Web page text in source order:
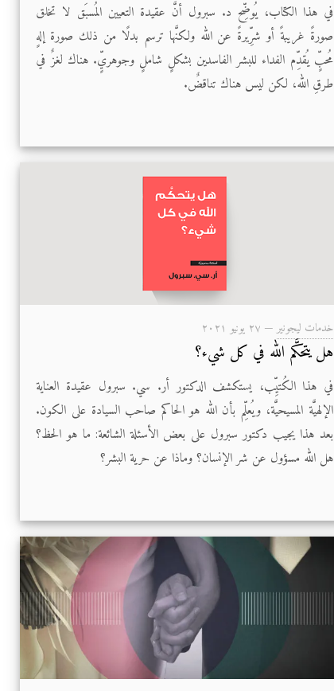
في هذا الكتاب، يُوضِّح د. سبرول أنَّ عقيدة التعيين المُسبَق لا تخلق
صورةً غريبةً أو شرِّيرةً عن الله ولكنَّها ترسم بدلًا من ذلك صورة إلهٍ
مُحبٍّ يُقدِّم الفداء للبشر الفاسدين بشكلٍ شاملٍ وجوهريٍّ. هناك لغزٌ في
طرقِ الله، لكن ليس هناك تناقضٌ.
خدمات ليجونير— ۲۷ يونيو ۲۰۲۱
هل يتحكَّم الله في كل شيء؟
في هذا الكُتيِّب، يستكشف الدكتور أر. سي. سبرول عقيدة العناية
الإلهيَّة المسيحيَّة، ويُعلِّم بأن الله هو الحاكم صاحب السيادة على الكون.
بعد هذا يجيب دكتور سبرول على بعض الأسئلة الشائعة: ما هو الحظ؟
هل الله مسؤول عن شر الإنسان؟ وماذا عن حرية البشر؟